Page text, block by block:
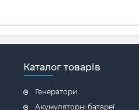
Каталог товарів
Генератори
Акумуляторні батареї